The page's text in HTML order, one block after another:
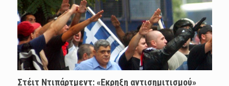
Στέιτ Ντιπάρτμεντ: «Εκρηξη αντισημιτισμού»